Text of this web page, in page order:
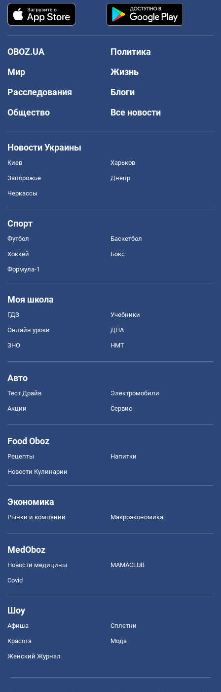
OBOZ.UA
Политика
Мир
Жизнь
Расследования
Блоги
Общество
Все новости
Новости Украины
Киев Харьков
Запорожье Днепр
Черкассы
Спорт
Футбол Баскетбол
Хоккей Бокс
Формула-1
Моя школа
ГДЗ Учебники
Онлайн уроки ДПА
ЗНО НМТ
Авто
Тест Драйв Электромобили
Акции Сервис
Food Oboz
Рецепты Напитки
Новости Кулинарии
Экономика
Рынки и компании Mакроэкономика
MedOboz
Новости медицины MAMACLUB
Covid
Шоу
Афиша Сплетни
Красота Мода
Женский Журнал